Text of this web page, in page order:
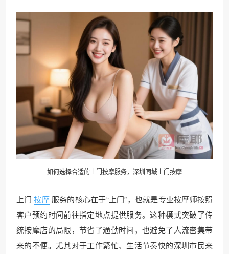
如何选择合适的上门按摩服务，深圳同城上门按摩
上门 按摩 服务的核心在于“上门”，也就是专业按摩师按照
客户预约时间前往指定地点提供服务。这种模式突破了传
统按摩店的局限，节省了通勤时间，也避免了人流密集带
来的不便。尤其对于工作繁忙、生活节奏快的深圳市民来